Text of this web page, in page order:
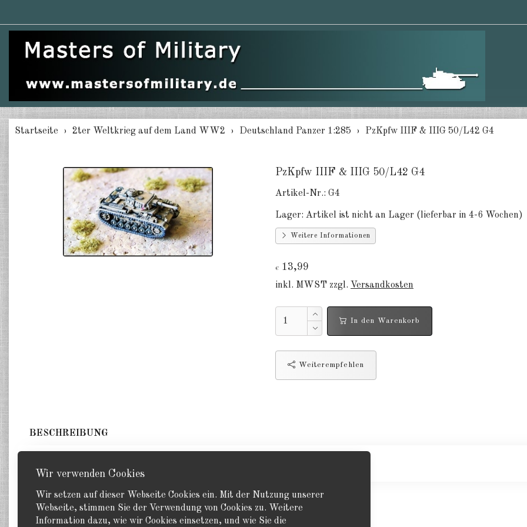
Wir verwenden Cookies
Wir setzen auf dieser Webseite Cookies ein. Mit der Nutzung unserer
Webseite, stimmen Sie der Verwendung von Cookies zu. Weitere
Information dazu, wie wir Cookies einsetzen, und wie Sie die
Startseite 2ter Weltkrieg auf dem Land WW2 Deutschland Panzer 1:285 PzKpfw IIIF & IIIG 50/L42 G4
PzKpfw IIIF & IIIG 50/L42 G4
Artikel-Nr.: G4
Lager: Artikel ist nicht an Lager (lieferbar in 4-6 Wochen)
Weitere Informationen
€ 13,99
inkl. MWST zzgl. Versandkosten
In den Warenkorb
Weiterempfehlen
BESCHREIBUNG